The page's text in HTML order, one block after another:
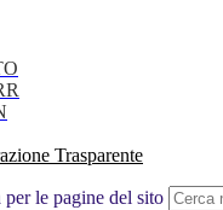
Trasparente
le pagine del sito